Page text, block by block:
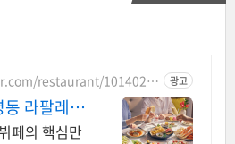
restaurant/1014020
광고
라팔레트
페의 핵심만